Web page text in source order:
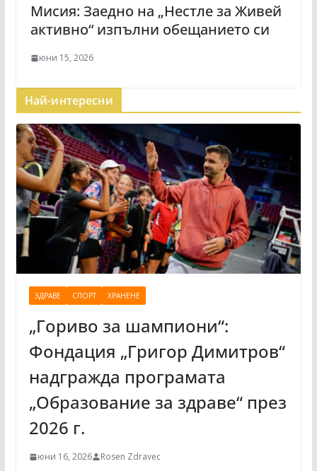
Мисия: Заедно на „Нестле за Живей
активно“ изпълни обещанието си
юни 15, 2026
Най-интересни
ЗДРАВЕ СПОРТ ХРАНЕНЕ
„Гориво за шампиони“:
Фондация „Григор Димитров“
надгражда програмата
„Образование за здраве“ през
2026 г.
юни 16, 2026 Rosen Zdravec